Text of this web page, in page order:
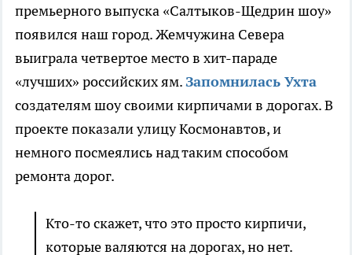
премьерного выпуска «Салтыков-Щедрин шоу»
появился наш город. Жемчужина Севера
выиграла четвертое место в хит-параде
«лучших» российских ям.Запомнилась Ухта
создателям шоу своими кирпичами в дорогах. В
проекте показали улицу Космонавтов, и
немного посмеялись над таким способом
ремонта дорог.
Кто-то скажет, что это просто кирпичи,
которые валяются на дорогах, но нет.